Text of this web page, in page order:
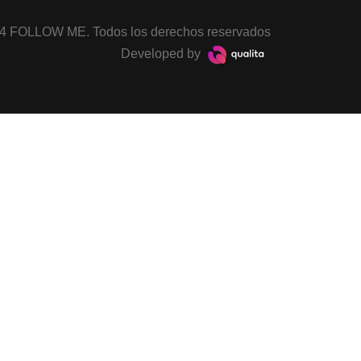
FOLLOW ME. Todos los derechos reservados
Developed by